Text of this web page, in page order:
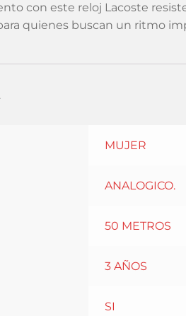
con este reloj Lacoste
quienes buscan un ritmo
MUJER
ANALOGICO.
50 METROS
3 AÑOS
SI